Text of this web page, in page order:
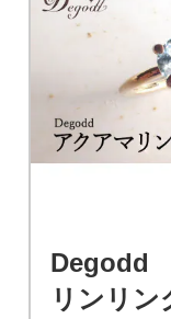
Degodd
リンリング 天然